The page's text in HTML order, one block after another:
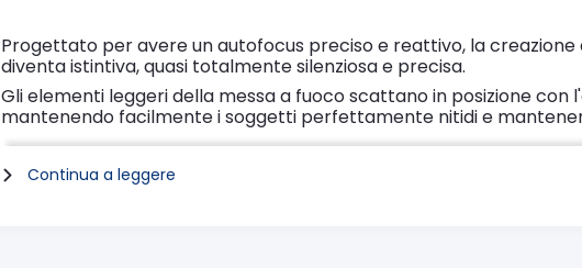
Progettato per avere un autofocus preciso e reattivo, la creazione
diventa istintiva, quasi totalmente silenziosa e precisa.
Gli elementi leggeri della messa a fuoco scattano in posizione con
mantenendo facilmente i soggetti perfettamente nitidi e
anche se si muovono all'interno dell'inquadratura.
Crea le immagini come le vedi e hai la libertà di trovare la storia in
Continua a leggere